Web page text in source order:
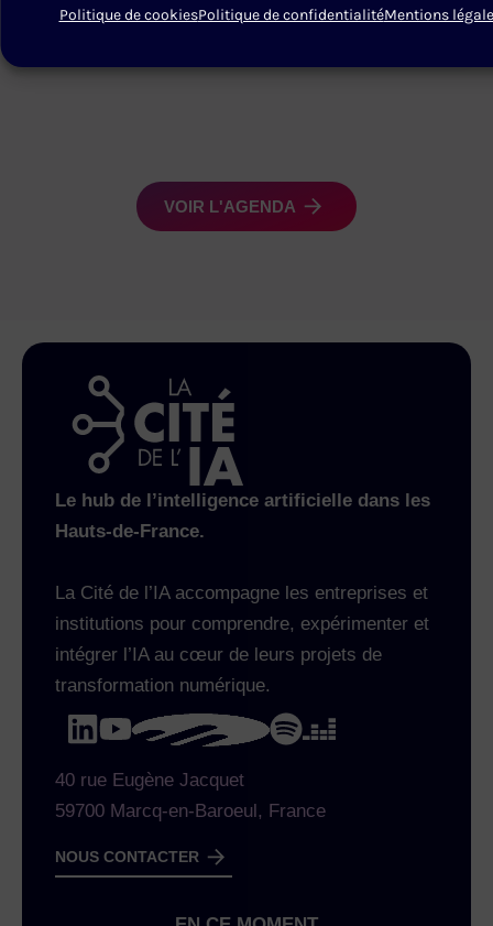
Politique de cookiesPolitique de confidentialitéMentions
...
VOIR L'AGENDA
Le hub de l’intelligence artificielle dans les
Hauts-de-France.
La Cité de l’IA accompagne les entreprises et
institutions pour comprendre, expérimenter et
intégrer l’IA au cœur de leurs projets de
transformation numérique.
40 rue Eugène Jacquet
59700 Marcq-en-Baroeul, France
NOUS CONTACTER